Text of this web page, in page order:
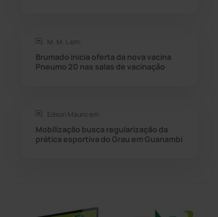
Sudoeste Baiano
Tanhaçu
M. M. L em:
Brumado inicia oferta da nova vacina
Pneumo 20 nas salas de vacinação
Edson Mauro em:
Mobilização busca regularização da
prática esportiva do Grau em Guanambi